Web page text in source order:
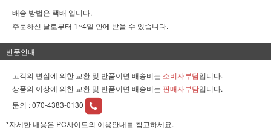
배송 방법은 택배 입니다.
주문하신 날로부터 1~4일 안에 받을 수 있습니다.
반품안내
고객의 변심에 의한 교환 및 반품이면 배송비는 소비자부담입니다.
상품의 이상에 의한 교환 및 반품이면 배송비는 판매자부담입니다.
문의 :070-4383-0130
*자세한 내용은 PC사이트의 이용안내를 참고하세요.